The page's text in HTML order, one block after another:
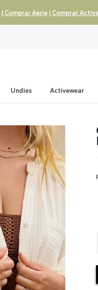
| Comprar Aerie| Comprar
Undies Activewear